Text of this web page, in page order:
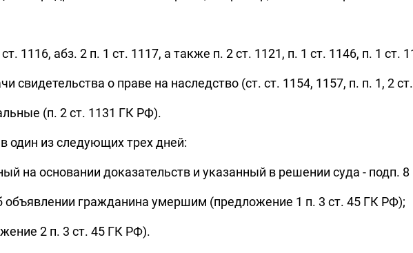
1116, абз. 2 п. 1 ст. 1117, а также п. 2 ст. 1121, п. 1 ст. 1146, п. 1 ст.
свидетельства о праве на наследство (ст. ст. 1154, 1157, п. п. 1, 2
(п. 2 ст. 1131 ГК РФ).
один из следующих трех дней:
на основании доказательств и указанный в решении суда - подп. 8
объявлении гражданина умершим (предложение 1 п. 3 ст. 45 ГК РФ);
2 п. 3 ст. 45 ГК РФ).